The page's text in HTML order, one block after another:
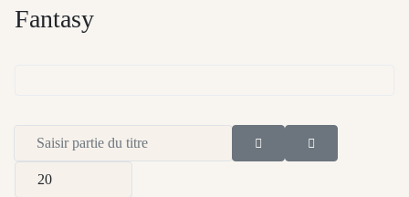
Fantasy
Saisir partie du titre
Afficher #